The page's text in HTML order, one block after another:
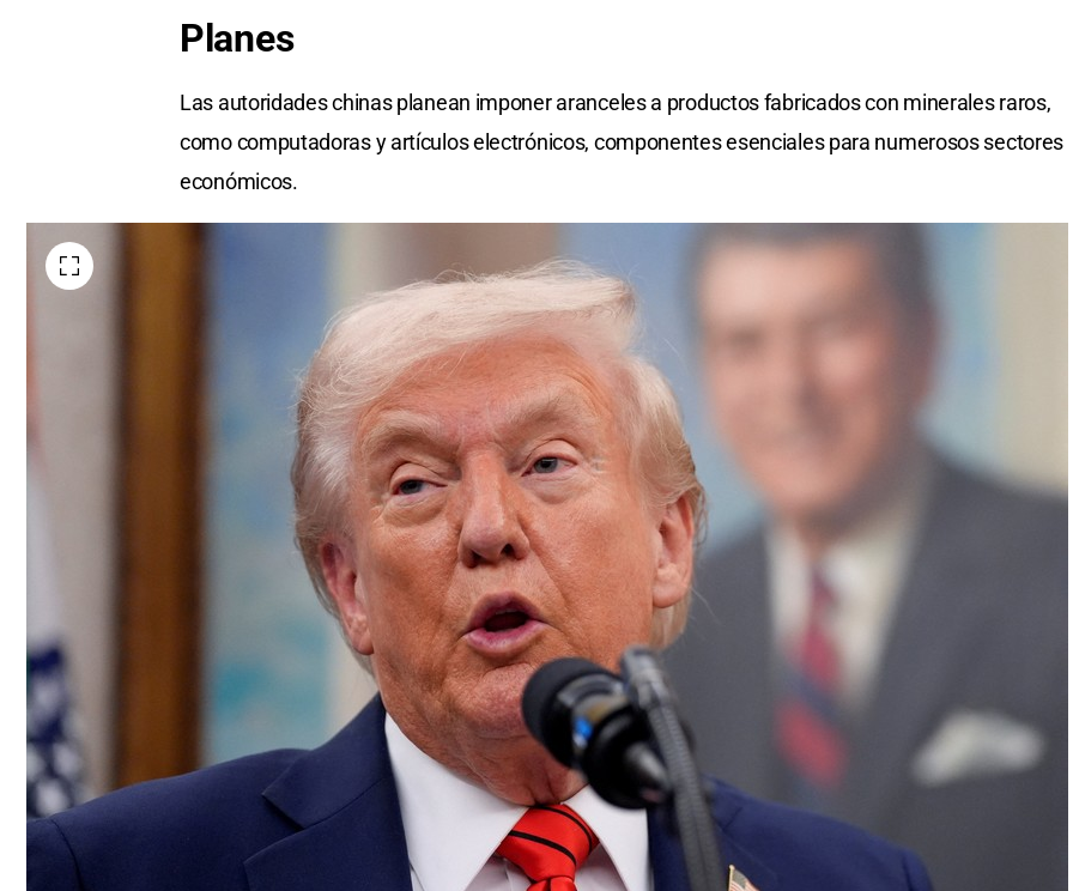
Planes
Las autoridades chinas planean imponer aranceles a productos fabricados con minerales raros,
como computadoras y artículos electrónicos, componentes esenciales para numerosos sectores
económicos.